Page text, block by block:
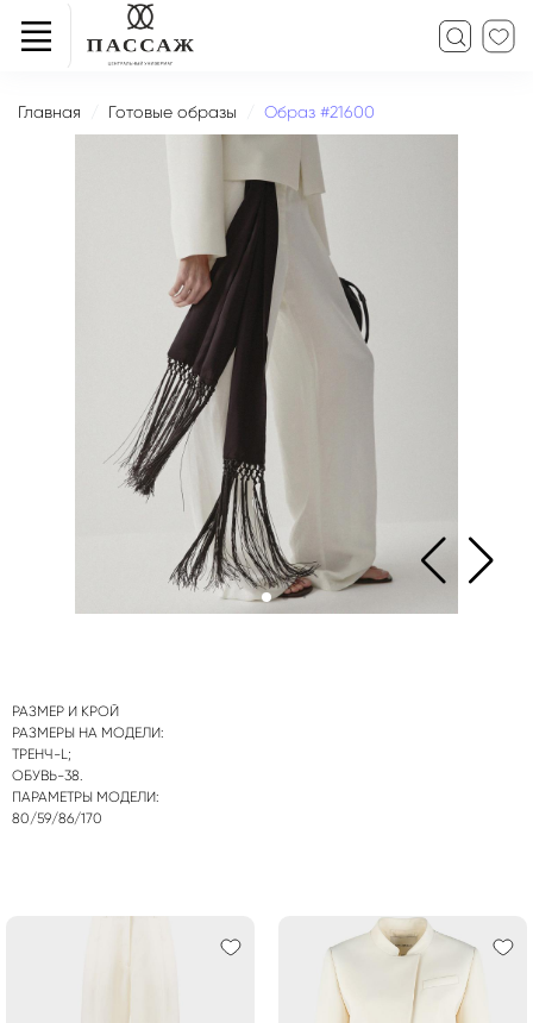
Главная Готовые образы Образ #21600
РАЗМЕР И КРОЙ
РАЗМЕРЫ НА МОДЕЛИ:
ТРЕНЧ-L;
ОБУВЬ-38.
ПАРАМЕТРЫ МОДЕЛИ:
80/59/86/170